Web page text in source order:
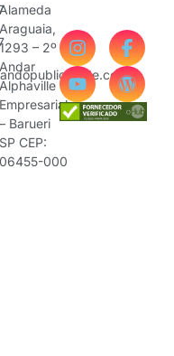
Alameda
Araguaia,
1293 – 2º
Andar
Alphaville
Empresarial
– Barueri
SP CEP:
06455-000